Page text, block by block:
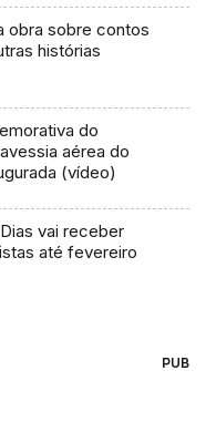
obra sobre contos
histórias
do
aérea do
(vídeo)
vai receber
até fevereiro
PUB